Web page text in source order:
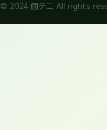
© 2024 個テニ All rights